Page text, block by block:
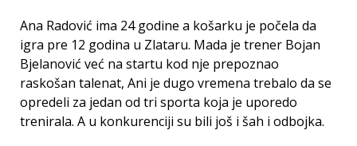
Ana Radović ima 24 godine a košarku je počela da
igra pre 12 godina u Zlataru. Mada je trener Bojan
Bjelanović već na startu kod nje prepoznao
raskošan talenat, Ani je dugo vremena trebalo da se
opredeli za jedan od tri sporta koja je uporedo
trenirala. A u konkurenciji su bili još i šah i odbojka.